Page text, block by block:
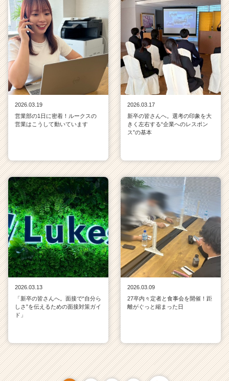
2026.03.19
営業部の1日に密着！ルークスの
営業はこうして動いています
2026.03.17
新卒の皆さんへ。選考の印象を大
きく左右する“企業へのレスポン
ス”の基本
2026.03.13
「新卒の皆さんへ。面接で“自分ら
しさ”を伝えるための面接対策ガイ
ド」
2026.03.09
27卒内々定者と食事会を開催！距
離がぐっと縮まった日